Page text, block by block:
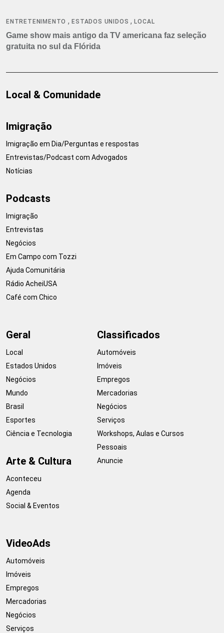
ENTRETENIMENTO ,ESTADOS UNIDOS ,LOCAL
Game show mais antigo da TV americana faz seleção
gratuita no sul da Flórida
Local & Comunidade
Imigração
Imigração em Dia/Perguntas e respostas
Entrevistas/Podcast com Advogados
Notícias
Podcasts
Imigração
Entrevistas
Negócios
Em Campo com Tozzi
Ajuda Comunitária
Rádio AcheiUSA
Café com Chico
Geral
Local
Estados Unidos
Negócios
Mundo
Brasil
Esportes
Ciência e Tecnologia
Arte & Cultura
Aconteceu
Agenda
Social & Eventos
Classificados
Automóveis
Imóveis
Empregos
Mercadorias
Negócios
Serviços
Workshops, Aulas e Cursos
Pessoais
Anuncie
VideoAds
Automóveis
Imóveis
Empregos
Mercadorias
Negócios
Serviços